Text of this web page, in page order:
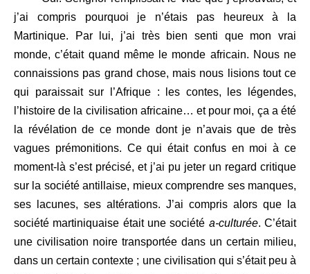
j’ai compris pourquoi je n’étais pas heureux à la
Martinique. Par lui, j’ai très bien senti que mon vrai
monde, c’était quand même le monde africain. Nous ne
connaissions pas grand chose, mais nous lisions tout ce
qui paraissait sur l’Afrique : les contes, les légendes,
l’histoire de la civilisation africaine… et pour moi, ça a été
la révélation de ce monde dont je n’avais que de très
vagues prémonitions. Ce qui était confus en moi à ce
moment-là s’est précisé, et j’ai pu jeter un regard critique
sur la société antillaise, mieux comprendre ses manques,
ses lacunes, ses altérations. J’ai compris alors que la
société martiniquaise était une société a-culturée. C’était
une civilisation noire transportée dans un certain milieu,
dans un certain contexte ; une civilisation qui s’était peu à